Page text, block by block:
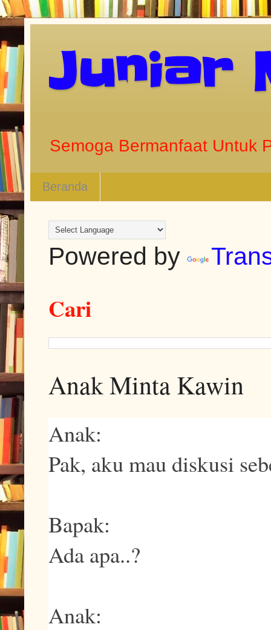
Juniar
Semoga Bermanfaat Untuk
Beranda
Powered by
Cari
Anak Minta Kawin
Anak:
Pak, aku mau diskusi
Bapak:
Ada apa..?
Anak: